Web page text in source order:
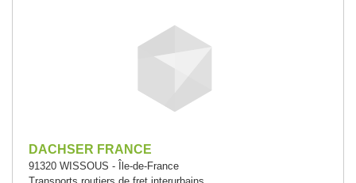
DACHSER FRANCE
91320 WISSOUS - Île-de-France